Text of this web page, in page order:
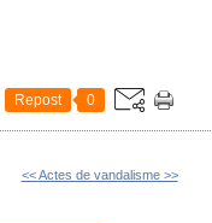
Repost 0
<<Actes de vandalisme >>